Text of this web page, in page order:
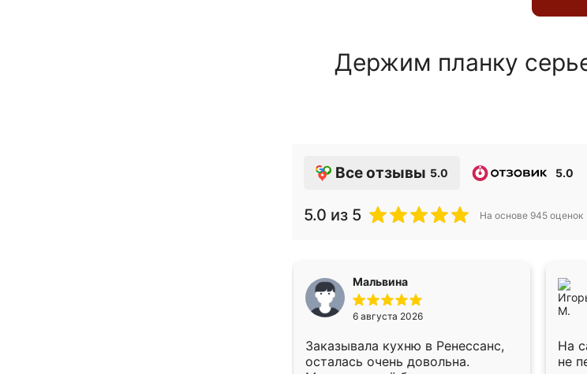
Держим планку
Все отзывы 5.0 5.0
5.0 из 5 На основе 945 оценок
Мальвина
6 августа 2026
Заказывала кухню в Ренессанс,
осталась очень довольна.
На
не